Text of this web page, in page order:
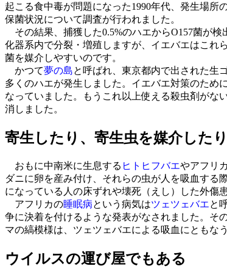
起こる食中毒が問題になった1990年代、発生場
保菌状況について調査が行われました。
その結果、捕獲した0.5%のハエからO157菌が
化器系内で分裂・増殖しますが、イエバエはこれ
菌を媒介しやすいのです。
かつて夢の島と呼ばれ、東京都内で出された生
多くのハエが発生しました。イエバエ対策のため
なっていました。もうこれ以上使える殺虫剤がな
消しました。
寄生したり、寄生虫を媒介したり
おもに中南米に生息する ヒトヒフバエやアフリ
ダニに卵を産み付け、それらの虫が人を吸血する
になっている人の床ずれや壊死（えし）した外傷
アフリカの睡眠病という病気はツェツェバエと
争に決着を付けるような発表がなされました。そ
マの縞模様は、ツェツェバエによる吸血にともな
ウイルスの運び屋でもある